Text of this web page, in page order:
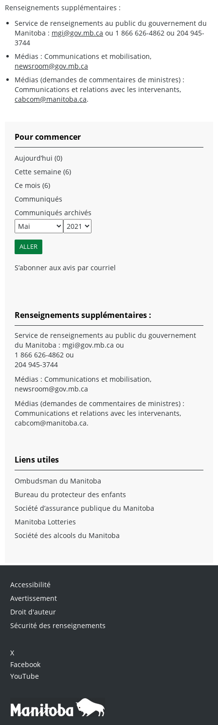
Renseignements supplémentaires :
Service de renseignements au public du gouvernement du
Manitoba : mgi@gov.mb.ca ou 1 866 626-4862 ou 204 945-
3744
Médias : Communications et mobilisation,
newsroom@gov.mb.ca
Médias (demandes de commentaires de ministres) :
Communications et relations avec les intervenants,
cabcom@manitoba.ca.
Pour commencer
Aujourd’hui (0)
Cette semaine (6)
Ce mois (6)
Communiqués
Communiqués archivés
S’abonner aux avis par courriel
Renseignements supplémentaires :
Service de renseignements au public du gouvernement
du Manitoba : mgi@gov.mb.ca ou
1 866 626-4862 ou
204 945-3744
Médias : Communications et mobilisation,
newsroom@gov.mb.ca
Médias (demandes de commentaires de ministres) :
Communications et relations avec les intervenants,
cabcom@manitoba.ca.
Liens utiles
Ombudsman du Manitoba
Bureau du protecteur des enfants
Société d’assurance publique du Manitoba
Manitoba Lotteries
Société des alcools du Manitoba
Accessibilité
Avertissement
Droit d'auteur
Sécurité des renseignements
X
Facebook
YouTube